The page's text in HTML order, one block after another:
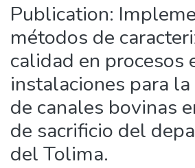
Publication:
métodos de
calidad en procesos
instalaciones para
de canales bovinas
de sacrificio del
del Tolima.